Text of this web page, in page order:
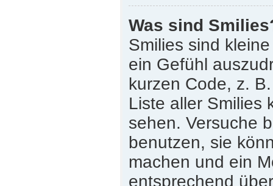
Was sind
Smilies sind
ein Gefühl
kurzen Code, z.
Liste aller Smilies
sehen. Versuche
benutzen, sie
machen und ein
entsprechend